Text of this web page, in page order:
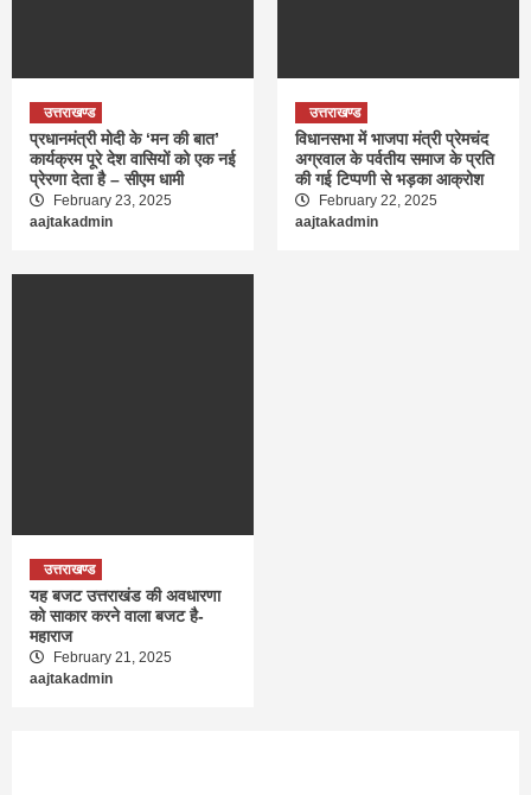
उत्तराखण्ड
प्रधानमंत्री मोदी के ‘मन की बात’
कार्यक्रम पूरे देश वासियों को एक नई
प्रेरणा देता है – सीएम धामी
February 23, 2025
aajtakadmin
उत्तराखण्ड
विधानसभा में भाजपा मंत्री प्रेमचंद
अग्रवाल के पर्वतीय समाज के प्रति
की गई टिप्पणी से भड़का आक्रोश
February 22, 2025
aajtakadmin
उत्तराखण्ड
यह बजट उत्तराखंड की अवधारणा
को साकार करने वाला बजट है-
महाराज
February 21, 2025
aajtakadmin